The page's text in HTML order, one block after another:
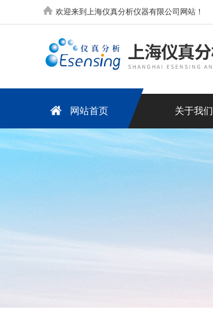
欢迎来到上海仪真分析仪器有限公司网站！
网站首页 关于我们